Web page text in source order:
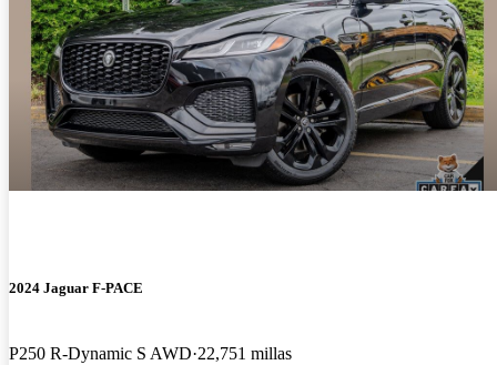
2024 Jaguar F-PACE
P250 R-Dynamic S AWD 22,751 millas